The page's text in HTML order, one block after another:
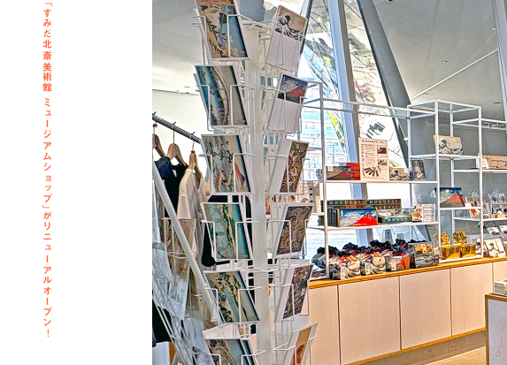
「すみだ北斎美術館 ミュージアムショップ」がリニューアルオープン！